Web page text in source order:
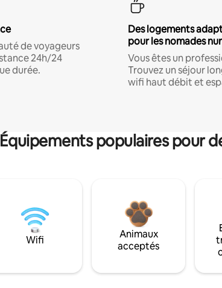
de voyageurs
24h/24
durée.
Des logements
pour les nomades
Vous êtes un
Trouvez un séjour
wifi haut débit et
Équipements populaires pour
Wifi
Animaux
acceptés